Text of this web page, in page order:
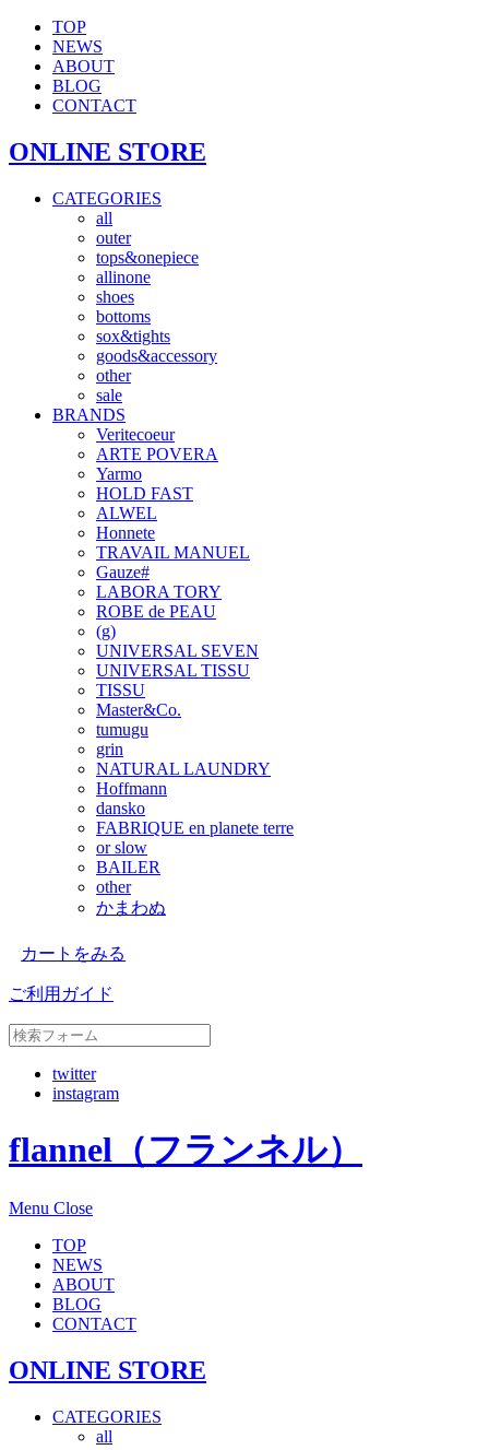
TOP
NEWS
ABOUT
BLOG
CONTACT
ONLINE STORE
CATEGORIES
all
outer
tops&onepiece
allinone
shoes
bottoms
sox&tights
goods&accessory
other
sale
BRANDS
Veritecoeur
ARTE POVERA
Yarmo
HOLD FAST
ALWEL
Honnete
TRAVAIL MANUEL
Gauze#
LABORA TORY
ROBE de PEAU
(g)
UNIVERSAL SEVEN
UNIVERSAL TISSU
TISSU
Master&Co.
tumugu
grin
NATURAL LAUNDRY
Hoffmann
dansko
FABRIQUE en planete terre
or slow
BAILER
other
かまわぬ
カートをみる
ご利用ガイド
twitter
instagram
flannel（フランネル）
Menu Close
TOP
NEWS
ABOUT
BLOG
CONTACT
ONLINE STORE
CATEGORIES
all